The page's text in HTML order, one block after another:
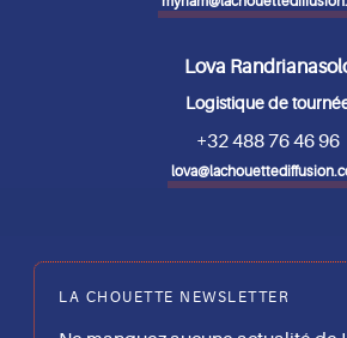
Lova
Logistique de
+32 488 76 46 96
LA CHOUETTE NEWSLETTER